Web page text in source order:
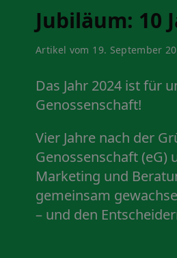
Jubiläum: 10
Artikel vom 19. September
Das Jahr 2024 ist für
Genossenschaft!
Vier Jahre nach der
Genossenschaft (eG)
Marketing und
gemeinsam
– und den